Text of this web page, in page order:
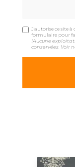
J'autorise ce site à
formulaire pour
(Aucune
conservées. Voir